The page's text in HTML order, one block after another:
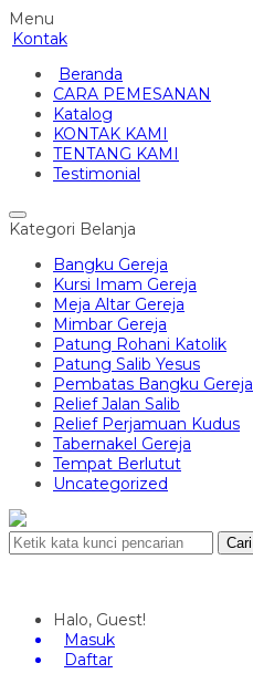
Menu
Kontak
Beranda
CARA PEMESANAN
Katalog
KONTAK KAMI
TENTANG KAMI
Testimonial
Kategori Belanja
Bangku Gereja
Kursi Imam Gereja
Meja Altar Gereja
Mimbar Gereja
Patung Rohani Katolik
Patung Salib Yesus
Pembatas Bangku Gereja
Relief Jalan Salib
Relief Perjamuan Kudus
Tabernakel Gereja
Tempat Berlutut
Uncategorized
Cari
Halo, Guest!
Masuk
Daftar